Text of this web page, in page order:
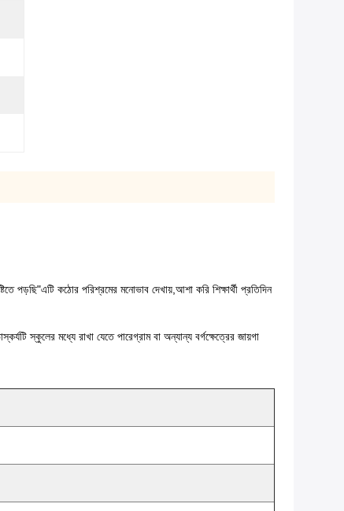
পড়ছি"এটি কঠোর পরিশ্রমের মনোভাব দেখায়,আশা করি শিক্ষার্থী প্রতিদিন
স্কুলের মধ্যে রাখা যেতে পারেগ্রাম বা অন্যান্য বর্গক্ষেত্রের জায়গা